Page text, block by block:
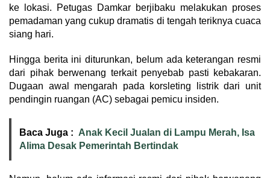
ke lokasi. Petugas Damkar berjibaku melakukan proses
pemadaman yang cukup dramatis di tengah teriknya cuaca
siang hari.
Hingga berita ini diturunkan, belum ada keterangan resmi
dari pihak berwenang terkait penyebab pasti kebakaran.
Dugaan awal mengarah pada korsleting listrik dari unit
pendingin ruangan (AC) sebagai pemicu insiden.
Baca Juga : Anak Kecil Jualan di Lampu Merah, Isa
Alima Desak Pemerintah Bertindak